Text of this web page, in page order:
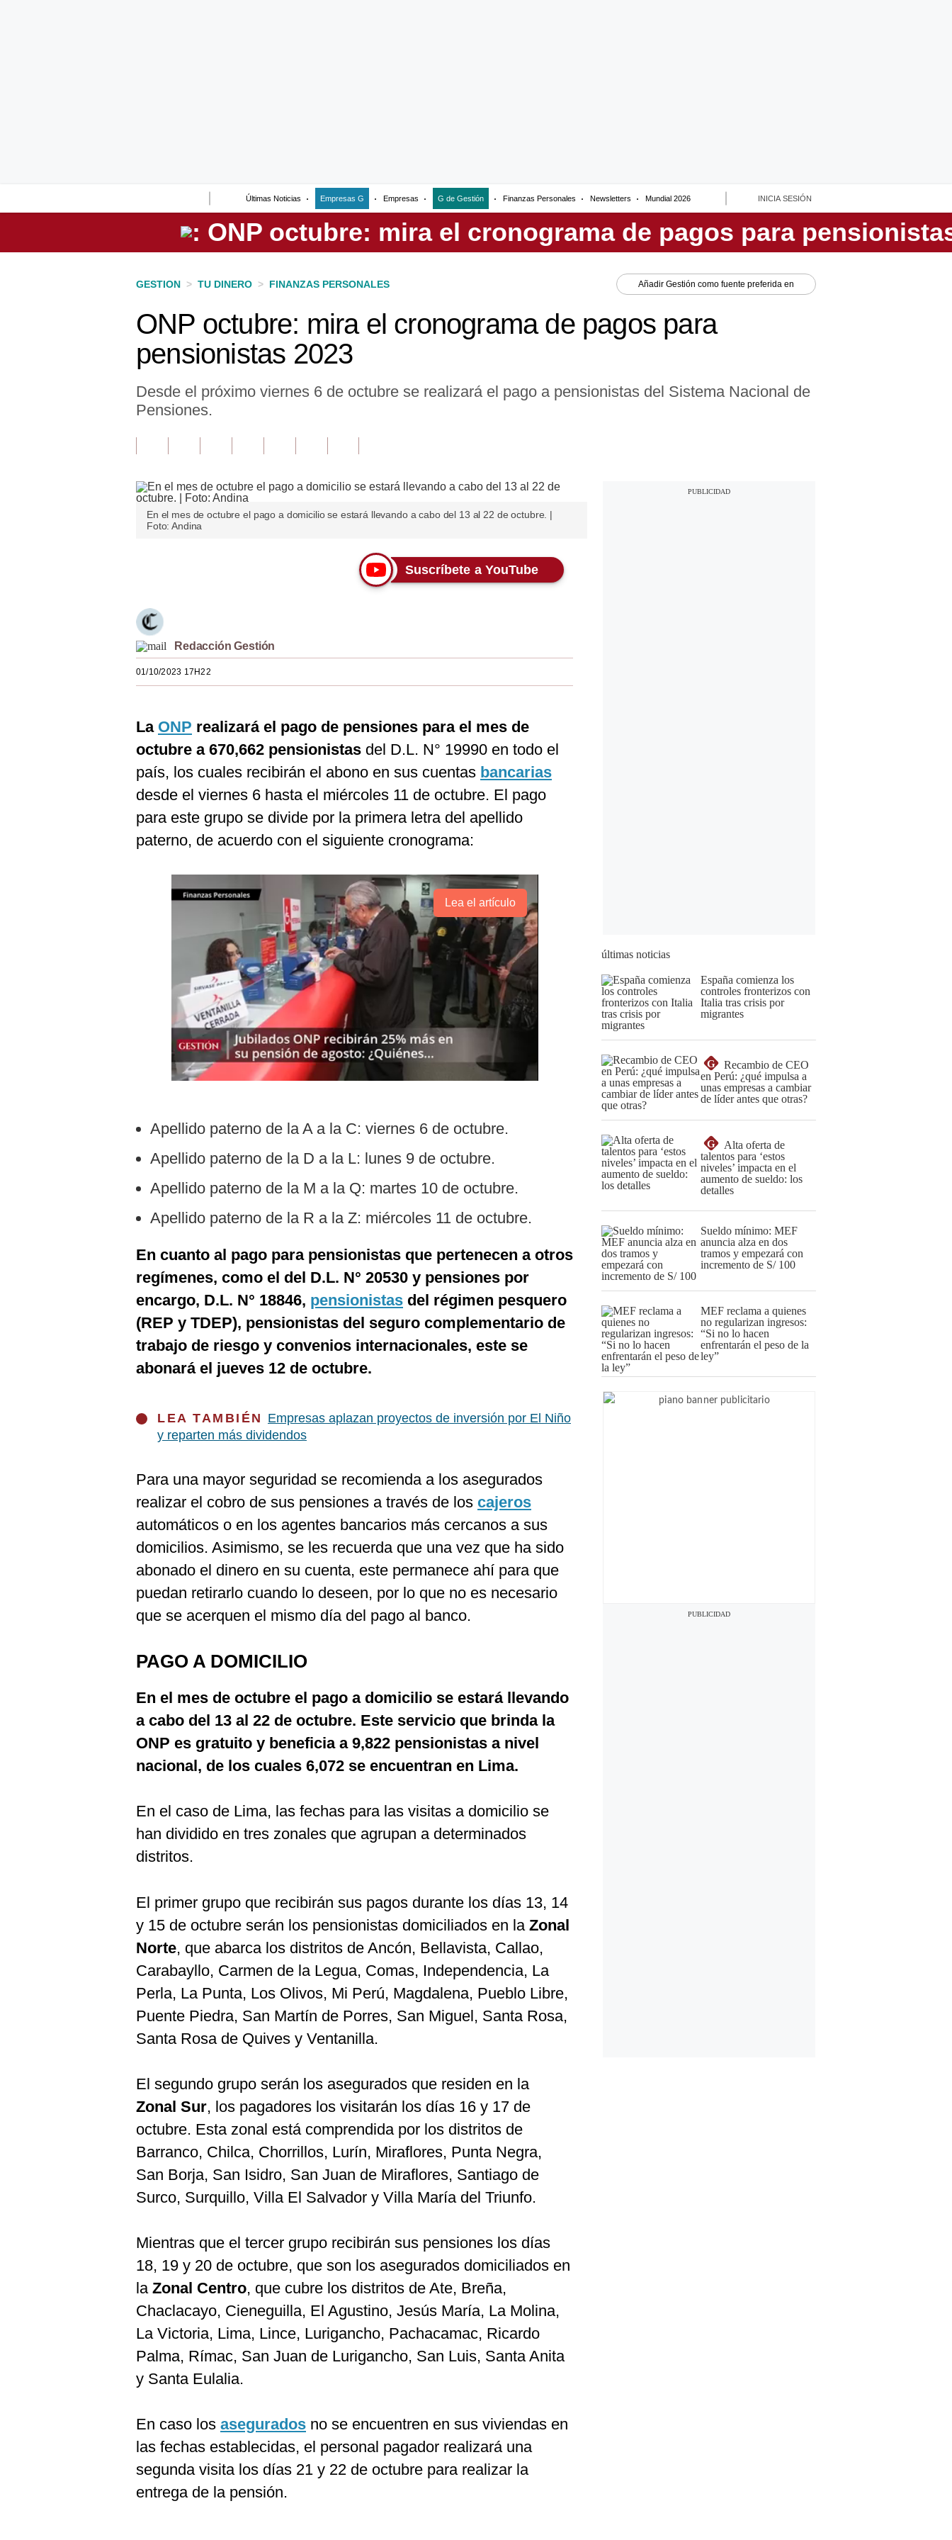
Últimas Noticias Empresas G Empresas G de Gestión Finanzas Personales Newsletters Mundial 2026 INICIA SESIÓN
Perú
GESTION > TU DINERO > FINANZAS PERSONALES Añadir Gestión como fuente preferida en
ONP octubre: mira el cronograma de pagos para
pensionistas 2023
Desde el próximo viernes 6 de octubre se realizará el pago a pensionistas del Sistema Nacional de
Pensiones.
En el mes de octubre el pago a domicilio se estará llevando a cabo del 13 al 22 de octubre. |
Foto: Andina
Suscríbete a YouTube
Redacción Gestión
01/10/2023 17H22
La ONP realizará el pago de pensiones para el mes de
octubre a 670,662 pensionistas del D.L. N° 19990 en todo el
país, los cuales recibirán el abono en sus cuentas bancarias
desde el viernes 6 hasta el miércoles 11 de octubre. El pago
para este grupo se divide por la primera letra del apellido
paterno, de acuerdo con el siguiente cronograma:
Lea el artículo
Apellido paterno de la A a la C: viernes 6 de octubre.
Apellido paterno de la D a la L: lunes 9 de octubre.
Apellido paterno de la M a la Q: martes 10 de octubre.
Apellido paterno de la R a la Z: miércoles 11 de octubre.
En cuanto al pago para pensionistas que pertenecen a otros
regímenes, como el del D.L. N° 20530 y pensiones por
encargo, D.L. N° 18846, pensionistas del régimen pesquero
(REP y TDEP), pensionistas del seguro complementario de
trabajo de riesgo y convenios internacionales, este se
abonará el jueves 12 de octubre.
LEA TAMBIÉN Empresas aplazan proyectos de inversión por El Niño
y reparten más dividendos
Para una mayor seguridad se recomienda a los asegurados
realizar el cobro de sus pensiones a través de los cajeros
automáticos o en los agentes bancarios más cercanos a sus
domicilios. Asimismo, se les recuerda que una vez que ha sido
abonado el dinero en su cuenta, este permanece ahí para que
puedan retirarlo cuando lo deseen, por lo que no es necesario
que se acerquen el mismo día del pago al banco.
PAGO A DOMICILIO
En el mes de octubre el pago a domicilio se estará llevando
a cabo del 13 al 22 de octubre. Este servicio que brinda la
ONP es gratuito y beneficia a 9,822 pensionistas a nivel
nacional, de los cuales 6,072 se encuentran en Lima.
En el caso de Lima, las fechas para las visitas a domicilio se
han dividido en tres zonales que agrupan a determinados
distritos.
El primer grupo que recibirán sus pagos durante los días 13, 14
y 15 de octubre serán los pensionistas domiciliados en la Zonal
Norte, que abarca los distritos de Ancón, Bellavista, Callao,
Carabayllo, Carmen de la Legua, Comas, Independencia, La
Perla, La Punta, Los Olivos, Mi Perú, Magdalena, Pueblo Libre,
Puente Piedra, San Martín de Porres, San Miguel, Santa Rosa,
Santa Rosa de Quives y Ventanilla.
El segundo grupo serán los asegurados que residen en la
Zonal Sur, los pagadores los visitarán los días 16 y 17 de
octubre. Esta zonal está comprendida por los distritos de
Barranco, Chilca, Chorrillos, Lurín, Miraflores, Punta Negra,
San Borja, San Isidro, San Juan de Miraflores, Santiago de
Surco, Surquillo, Villa El Salvador y Villa María del Triunfo.
Mientras que el tercer grupo recibirán sus pensiones los días
18, 19 y 20 de octubre, que son los asegurados domiciliados en
la Zonal Centro, que cubre los distritos de Ate, Breña,
Chaclacayo, Cieneguilla, El Agustino, Jesús María, La Molina,
La Victoria, Lima, Lince, Lurigancho, Pachacamac, Ricardo
Palma, Rímac, San Juan de Lurigancho, San Luis, Santa Anita
y Santa Eulalia.
En caso los asegurados no se encuentren en sus viviendas en
las fechas establecidas, el personal pagador realizará una
segunda visita los días 21 y 22 de octubre para realizar la
entrega de la pensión.
últimas noticias
España comienza los
controles fronterizos con
Italia tras crisis por
migrantes
G
Recambio de CEO
en Perú: ¿qué impulsa a
unas empresas a cambiar
de líder antes que otras?
G
Alta oferta de
talentos para ‘estos
niveles’ impacta en el
aumento de sueldo: los
detalles
Sueldo mínimo: MEF
anuncia alza en dos
tramos y empezará con
incremento de S/ 100
MEF reclama a quienes
no regularizan ingresos:
“Si no lo hacen
enfrentarán el peso de la
ley”